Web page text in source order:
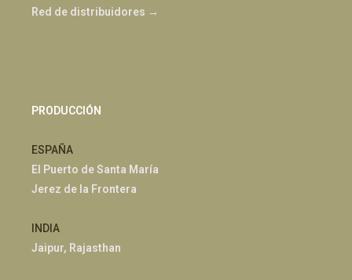
Red de distribuidores →
PRODUCCIÓN
ESPAÑA
El Puerto de Santa María
Jerez de la Frontera
INDIA
Jaipur, Rajasthan